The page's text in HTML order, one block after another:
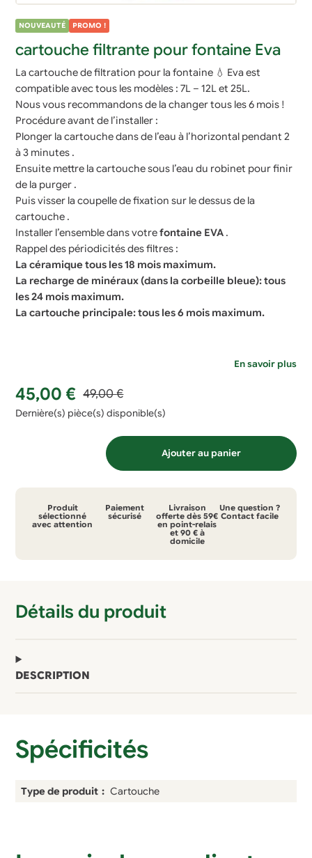
NOUVEAUTÉ PROMO !
cartouche filtrante pour fontaine Eva
La cartouche de filtration pour la fontaine 💧 Eva est
compatible avec tous les modèles : 7L – 12L et 25L.
Nous vous recommandons de la changer tous les 6 mois !
Procédure avant de l’installer :
Plonger la cartouche dans de l’eau à l’horizontal pendant 2
à 3 minutes .
Ensuite mettre la cartouche sous l’eau du robinet pour finir
de la purger .
Puis visser la coupelle de fixation sur le dessus de la
cartouche .
Installer l’ensemble dans votrefontaine EVA .
Rappel des périodicités des filtres :
La céramique tous les 18 mois maximum.
La recharge de minéraux (dans la corbeille bleue): tous
les 24 mois maximum.
La cartouche principale: tous les 6 mois maximum.
En savoir plus
49,00€
Le
prix
45,00 €
Le
prix
Dernière(s) pièce(s) disponible(s)
pour
Ajouter au panier
Produit
sélectionné
avec attention
Paiement
sécurisé
Livraison
offerte dès 59€
en point-relais
et 90 € à
domicile
Une question ?
Contact facile
Détails du produit
DESCRIPTION
Spécificités
Type de produit Cartouche